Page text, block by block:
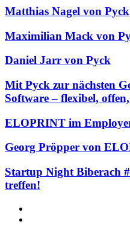
Matthias Nagel von Pyck
Maximilian Mack von
Daniel Jarr von Pyck
Mit Pyck zur nächsten
Software – flexibel,
ELOPRINT im
Georg Pröpper von
Startup Night Biberach
treffen!